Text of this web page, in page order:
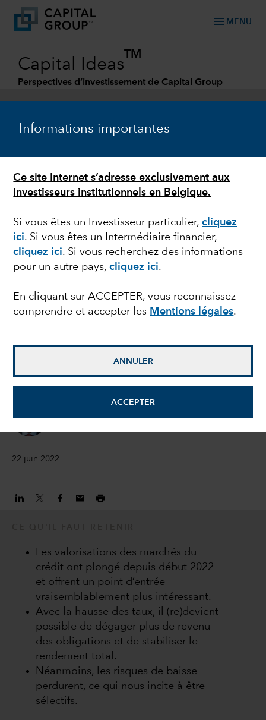
Informations importantes
Ce site Internet s’adresse exclusivement aux
Investisseurs institutionnels en Belgique.
Si vous êtes un Investisseur particulier,cliquez
ici. Si vous êtes un Intermédiaire financier,
cliquez ici. Si vous recherchez des informations
pour un autre pays,cliquez ici.
En cliquant sur ACCEPTER, vous reconnaissez
comprendre et accepter les Mentions légales.
ANNULER
ACCEPTER
menu MENU
Capital Ideas
TM
Perspectives d’investissement de Capital Group
GESTION OBLIGATAIRE
Obligations
d’entreprise investment
grade : faut-il investir
en ces temps de
volatilité exacerbée ?
Directeur des investissements
22 juin 2022
Les valorisations des marchés du
crédit ont plongé depuis début 2022
et offrent un point d’entrée
vraisemblablement plus intéressant.
Avec la hausse des taux, il (re)devient
possible de dégager plus de revenu
des obligations et de stabiliser le
rendement total.
Néanmoins, les risques de baisse
perdurent, ce qui nous incite à être
sélectifs.